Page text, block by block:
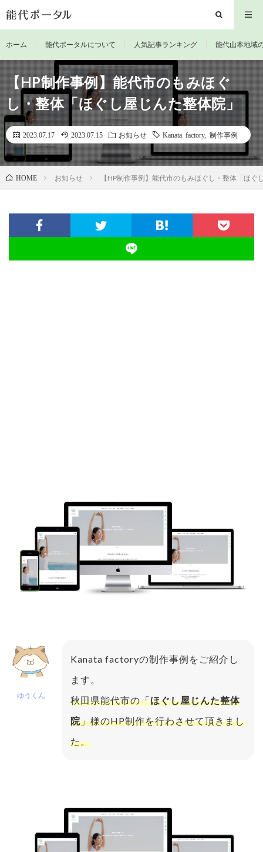
ホーム 能代ポータルについて 人気記事ランキング 能代山本地域
【HP制作事例】能代市のもみほぐ
し・整体「ほぐし屋じんた整体院」
2023.07.17 2023.07.15 お知らせ Kanata factory, 制作事例
HOME お知らせ 【HP制作事例】能代市のもみほぐし・整体「ほぐ
ゆうくん
Kanata factoryの制作事例をご紹介し
ます。
秋田県能代市の「ほぐし屋じんた整体
院」様のHP制作を行わさせて頂きまし
た。